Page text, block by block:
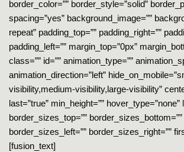
border_color=”” border_style=”solid”
spacing=”yes” background_image=””
repeat” padding_top=”” padding_right=””
padding_left=”” margin_top=”0px”
class=”” id=”” animation_type=””
animation_direction=”left”
visibility,medium-visibility,large-visibility”
last=”true” min_height=”” hover_type=”none”
border_sizes_top=”” border_sizes_bottom=””
border_sizes_left=”” border_sizes_right=””
[fusion_text]